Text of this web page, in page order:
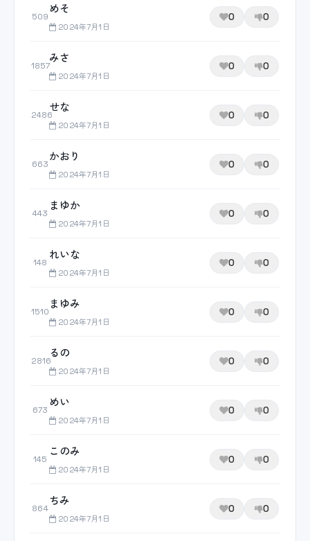
509
めそ
2024年7月1日
0 0
1857
みさ
2024年7月1日
0 0
2486
せな
2024年7月1日
0 0
663
かおり
2024年7月1日
0 0
443
まゆか
2024年7月1日
0 0
148
れいな
2024年7月1日
0 0
1510
まゆみ
2024年7月1日
0 0
2816
るの
2024年7月1日
0 0
673
めい
2024年7月1日
0 0
145
このみ
2024年7月1日
0 0
864
ちみ
2024年7月1日
0 0